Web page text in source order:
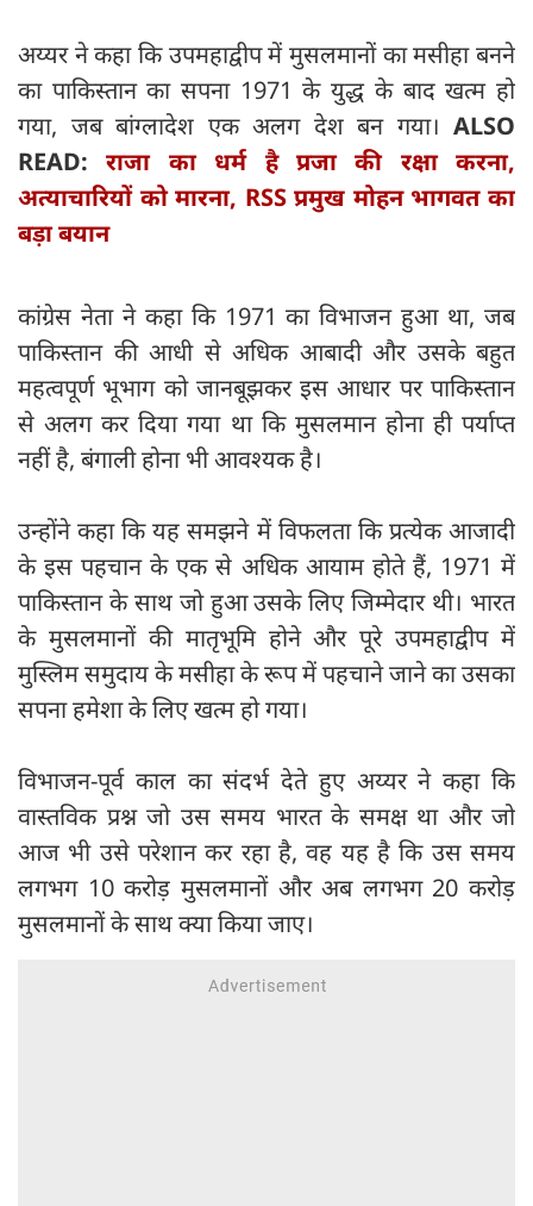
अय्यर ने कहा कि उपमहाद्वीप में मुसलमानों का मसीहा बनने
का पाकिस्तान का सपना 1971 के युद्ध के बाद खत्म हो
गया, जब बांग्लादेश एक अलग देश बन गया। ALSO
READ:राजा का धर्म है प्रजा की रक्षा करना,
अत्याचारियों को मारना, RSS प्रमुख मोहन भागवत का
बड़ा बयान
कांग्रेस नेता ने कहा कि 1971 का विभाजन हुआ था, जब
पाकिस्तान की आधी से अधिक आबादी और उसके बहुत
महत्वपूर्ण भूभाग को जानबूझकर इस आधार पर पाकिस्तान
से अलग कर दिया गया था कि मुसलमान होना ही पर्याप्त
नहीं है, बंगाली होना भी आवश्यक है।
उन्होंने कहा कि यह समझने में विफलता कि प्रत्येक आजादी
के इस पहचान के एक से अधिक आयाम होते हैं, 1971 में
पाकिस्तान के साथ जो हुआ उसके लिए जिम्मेदार थी। भारत
के मुसलमानों की मातृभूमि होने और पूरे उपमहाद्वीप में
मुस्लिम समुदाय के मसीहा के रूप में पहचाने जाने का उसका
सपना हमेशा के लिए खत्म हो गया।
विभाजन-पूर्व काल का संदर्भ देते हुए अय्यर ने कहा कि
वास्तविक प्रश्न जो उस समय भारत के समक्ष था और जो
आज भी उसे परेशान कर रहा है, वह यह है कि उस समय
लगभग 10 करोड़ मुसलमानों और अब लगभग 20 करोड़
मुसलमानों के साथ क्या किया जाए।